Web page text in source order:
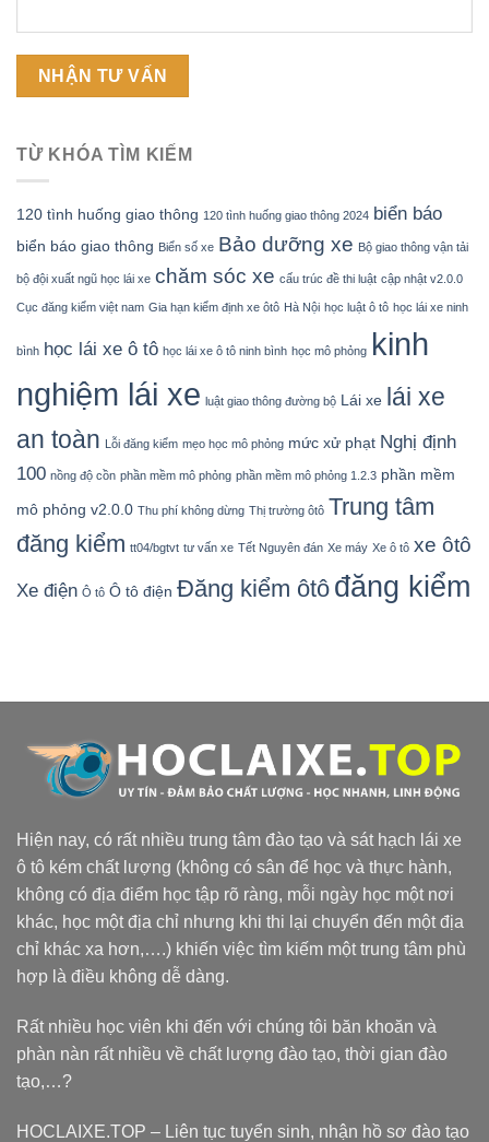
TỪ KHÓA TÌM KIẾM
120 tình huống giao thông 120 tình huống giao thông 2024 biển báo
biển báo giao thông Biển số xe Bảo dưỡng xe Bộ giao thông vận tải
bộ đội xuất ngũ học lái xe chăm sóc xe cấu trúc đề thi luật cập nhật v2.0.0
Cục đăng kiểm việt nam Gia hạn kiểm định xe ôtô Hà Nội học luật ô tô học lái xe ninh
bình học lái xe ô tô học lái xe ô tô ninh bình học mô phỏng kinh
nghiệm lái xe luật giao thông đường bộ Lái xe
lái xe
an toàn
Lỗi đăng kiểm mẹo học mô phỏng mức xử phạt Nghị định
100 nồng độ cồn phần mềm mô phỏng phần mềm mô phỏng 1.2.3 phần mềm
mô phỏng v2.0.0 Thu phí không dừng Thị trường ôtô Trung tâm
đăng kiểm tt04/bgtvt tư vấn xe Tết Nguyên đán Xe máy Xe ô tô xe ôtô
Xe điện Ô tô Ô tô điện Đăng kiểm ôtô đăng kiểm
Hiện nay, có rất nhiều trung tâm đào tạo và sát hạch lái xe
ô tô kém chất lượng (không có sân để học và thực hành,
không có địa điểm học tập rõ ràng, mỗi ngày học một nơi
khác, học một địa chỉ nhưng khi thi lại chuyển đến một địa
chỉ khác xa hơn,….) khiến việc tìm kiếm một trung tâm phù
hợp là điều không dễ dàng.
Rất nhiều học viên khi đến với chúng tôi băn khoăn và
phàn nàn rất nhiều về chất lượng đào tạo, thời gian đào
tạo,…?
HOCLAIXE.TOP – Liên tục tuyển sinh, nhận hồ sơ đào tạo